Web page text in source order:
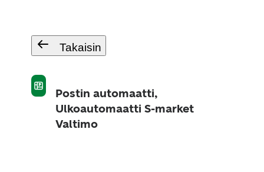
Takaisin
Postin automaatti,
Ulkoautomaatti S-market
Valtimo